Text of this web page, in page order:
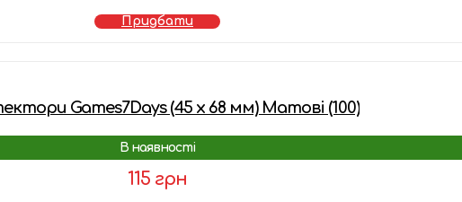
Придбати
Games7Days (45 x 68 мм) Матові (100)
В наявності
115 грн